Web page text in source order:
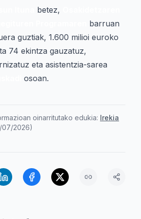
betez,
barruan
guztiak, 1.600 milioi euroko
74 ekintza gauzatuz,
eta asistentzia-sarea
osoan.
oinarritutako edukia: Irekia
2026)